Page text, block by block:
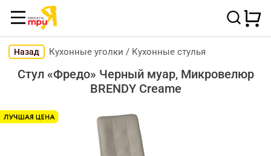
Назад Кухонные уголки / Кухонные стулья
Стул «Фредо» Черный муар, Микровелюр
BRENDY Creame